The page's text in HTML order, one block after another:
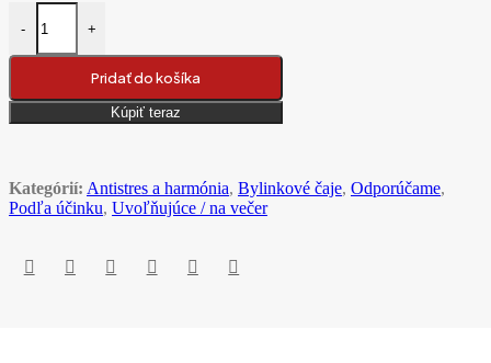
-
množstvo Honeybush červený (lat. Cyclopia intermedia) bylinkový
+
Pridať do košíka
Kúpiť teraz
Kategórií: Antistres a harmónia, Bylinkové čaje, Odporúčame,
Podľa účinku, Uvoľňujúce / na večer